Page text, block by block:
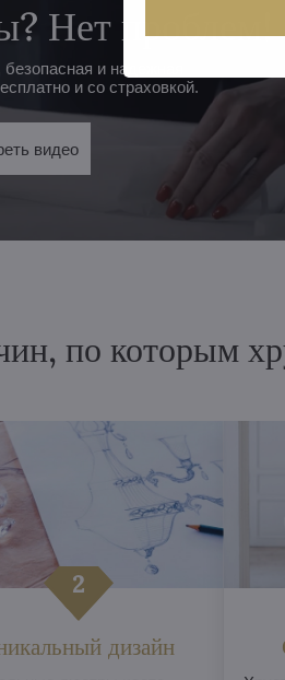
Нет проблем!
и надежная
и со страховкой.
видео
по которым
дизайн